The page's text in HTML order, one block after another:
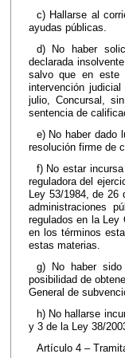
c) Hallarse al
ayudas públicas.
d) No haber
declarada
salvo que en este
intervención
julio, Concursal,
sentencia de
e) No haber dado
resolución firme de
f) No estar
reguladora del
Ley 53/1984, de
administraciones
regulados en la Ley
en los términos
estas materias.
g) No haber
posibilidad de
General de
h) No hallarse
y 3 de la Ley 38/
Artículo 4 –